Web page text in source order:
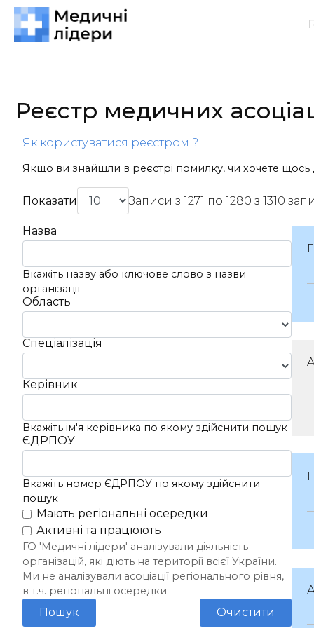
Реєстр медичних
Як користуватися реєстром ?
Якщо ви знайшли в реєстрі помилку, чи хочете
Показати Записи з 1271 по 1280 з 1310
Назва
Вкажіть назву або ключове слово з назви
організації
Область
Спеціалізація
Керівник
Вкажіть ім'я керівника по якому здійснити пошук
ЄДРПОУ
Вкажіть номер ЄДРПОУ по якому здійснити
пошук
Мають регіональні осередки
Активні та працюють
ГО 'Медичні лідери' аналізували діяльність
організацій, які діють на території всієї України.
Ми не аналізували асоціації регіонального рівня,
в т.ч. регіональні осередки
Пошук Очистити